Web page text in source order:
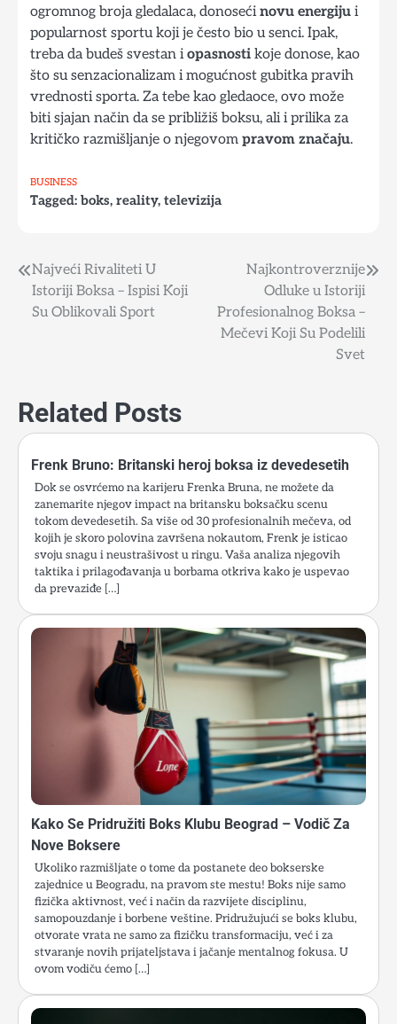
ogromnog broja gledalaca, donosećinovu energiju i
popularnost sportu koji je često bio u senci. Ipak,
treba da budeš svestan iopasnosti koje donose, kao
što su senzacionalizam i mogućnost gubitka pravih
vrednosti sporta. Za tebe kao gledaoce, ovo može
biti sjajan način da se približiš boksu, ali i prilika za
kritičko razmišljanje o njegovom pravom značaju.
BUSINESS
Tagged: boks, reality, televizija
Post
navigation
Najveći Rivaliteti U
Istoriji Boksa – Ispisi Koji
Su Oblikovali Sport
Najkontroverznije
Odluke u Istoriji
Profesionalnog Boksa –
Mečevi Koji Su Podelili
Svet
Related Posts
Frenk Bruno: Britanski heroj boksa iz devedesetih
Dok se osvrćemo na karijeru Frenka Bruna, ne možete da
zanemarite njegov impact na britansku boksačku scenu
tokom devedesetih. Sa više od 30 profesionalnih mečeva, od
kojih je skoro polovina završena nokautom, Frenk je isticao
svoju snagu i neustrašivost u ringu. Vaša analiza njegovih
taktika i prilagođavanja u borbama otkriva kako je uspevao
da prevaziđe […]
Kako Se Pridružiti Boks Klubu Beograd – Vodič Za
Nove Boksere
Ukoliko razmišljate o tome da postanete deo bokserske
zajednice u Beogradu, na pravom ste mestu! Boks nije samo
fizička aktivnost, već i način da razvijete disciplinu,
samopouzdanje i borbene veštine. Pridružujući se boks klubu,
otvorate vrata ne samo za fizičku transformaciju, već i za
stvaranje novih prijateljstava i jačanje mentalnog fokusa. U
ovom vodiču ćemo […]